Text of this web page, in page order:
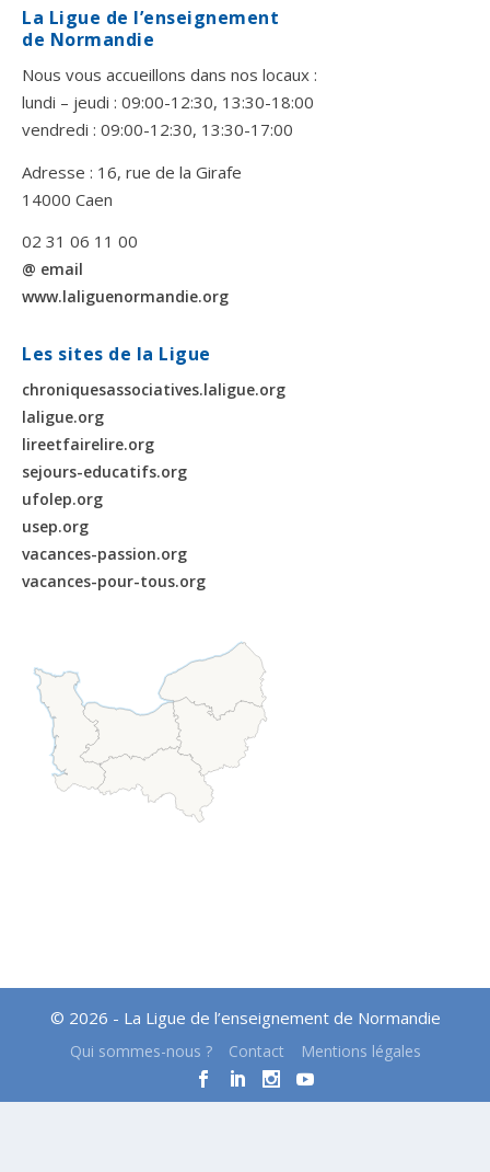
La Ligue de l’enseignement
de Normandie
Nous vous accueillons dans nos locaux :
lundi – jeudi : 09:00-12:30, 13:30-18:00
vendredi : 09:00-12:30, 13:30-17:00
Adresse : 16, rue de la Girafe
14000 Caen
02 31 06 11 00
@ email
www.laliguenormandie.org
Les sites de la Ligue
chroniquesassociatives.laligue.org
laligue.org
lireetfairelire.org
sejours-educatifs.org
ufolep.org
usep.org
vacances-passion.org
vacances-pour-tous.org
© 2026 - La Ligue de l’enseignement de Normandie
Qui sommes-nous ? Contact Mentions légales